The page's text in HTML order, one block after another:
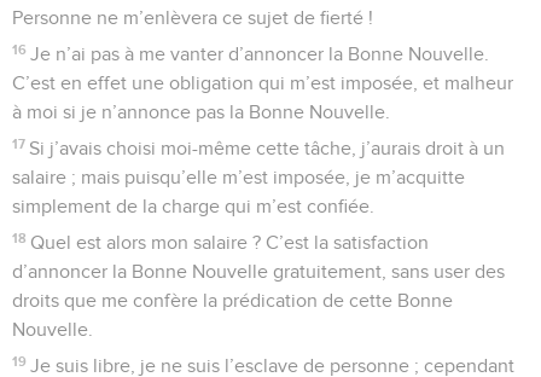
Personne ne m’enlèvera ce sujet de fierté !
16 Je n’ai pas à me vanter d’annoncer la Bonne Nouvelle.
C’est en effet une obligation qui m’est imposée, et malheur
à moi si je n’annonce pas la Bonne Nouvelle.
17 Si j’avais choisi moi-même cette tâche, j’aurais droit à un
salaire ; mais puisqu’elle m’est imposée, je m’acquitte
simplement de la charge qui m’est confiée.
18 Quel est alors mon salaire ? C’est la satisfaction
d’annoncer la Bonne Nouvelle gratuitement, sans user des
droits que me confère la prédication de cette Bonne
Nouvelle.
19 Je suis libre, je ne suis l’esclave de personne ; cependant